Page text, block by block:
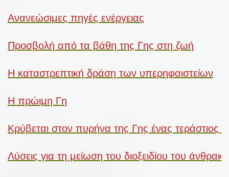
Ανανεώσιμες πηγές ενέργειας
Προσβολή από τα βάθη της Γης στη ζωή
Η καταστρεπτική δράση των υπερηφαιστείων
Η πρώιμη Γη
Κρύβεται στον πυρήνα της Γης ένας τεράστιος
Λύσεις για τη μείωση του διοξειδίου του